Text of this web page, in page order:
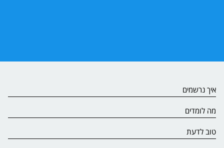
איך נרשמים
מה לומדים
טוב לדעת